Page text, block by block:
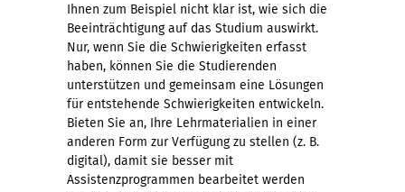
Ihnen zum Beispiel nicht klar ist, wie sich die
Beeinträchtigung auf das Studium auswirkt.
Nur, wenn Sie die Schwierigkeiten erfasst
haben, können Sie die Studierenden
unterstützen und gemeinsam eine Lösungen
für entstehende Schwierigkeiten entwickeln.
Bieten Sie an, Ihre Lehrmaterialien in einer
anderen Form zur Verfügung zu stellen (z. B.
digital), damit sie besser mit
Assistenzprogrammen bearbeitet werden